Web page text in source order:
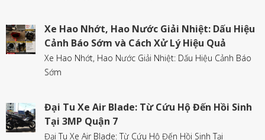
Xe Hao Nhớt, Hao Nước Giải Nhiệt: Dấu Hiệu
Cảnh Báo Sớm và Cách Xử Lý Hiệu Quả
Xe Hao Nhớt, Hao Nước Giải Nhiệt: Dấu Hiệu Cảnh Báo
Sớm
Đại Tu Xe Air Blade: Từ Cứu Hộ Đến Hồi Sinh
Tại 3MP Quận 7
Đại Tu Xe Air Blade: Từ Cứu Hộ Đến Hồi Sinh Tại